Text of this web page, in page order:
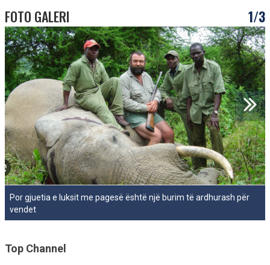
FOTO GALERI 1/3
Por gjuetia e luksit me pagesë është një burim të ardhurash për
vendet
Top Channel